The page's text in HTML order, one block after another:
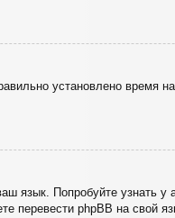
установлено время
язык. Попробуйте узнать у
перевести phpBB на свой